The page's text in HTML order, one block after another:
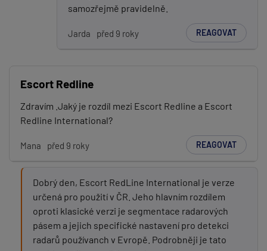
samozřejmě pravidelně.
Jarda před 9 roky REAGOVAT
Escort Redline
Zdravím .Jaký je rozdíl mezi Escort Redline a Escort
Redline International?
Mana před 9 roky REAGOVAT
Dobrý den, Escort RedLine International je verze
určená pro použití v ČR. Jeho hlavním rozdílem
oproti klasické verzi je segmentace radarových
pásem a jejich specifické nastavení pro detekci
radarů používanch v Evropě. Podrobněji je tato